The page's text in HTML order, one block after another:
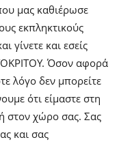
μας καθιέρωσε
εκπληκτικούς
και εσείς
Όσον αφορά
λόγο δεν μπορείτε
ότι είμαστε στη
στον χώρο σας. Σας
και σας